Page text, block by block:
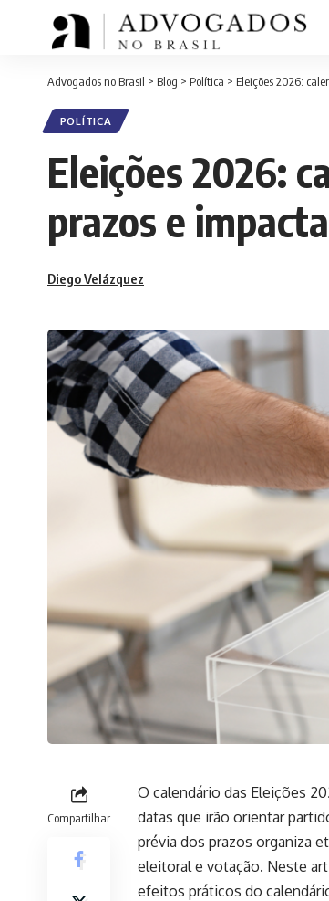
Advogados no Brasil > Blog > Política > Eleições 2026:
POLÍTICA
Eleições 2026:
prazos e
Diego Velázquez
Compartilhar
O calendário das Eleições
datas que irão orientar
prévia dos prazos organiza
eleitoral e votação. Neste
efeitos práticos do